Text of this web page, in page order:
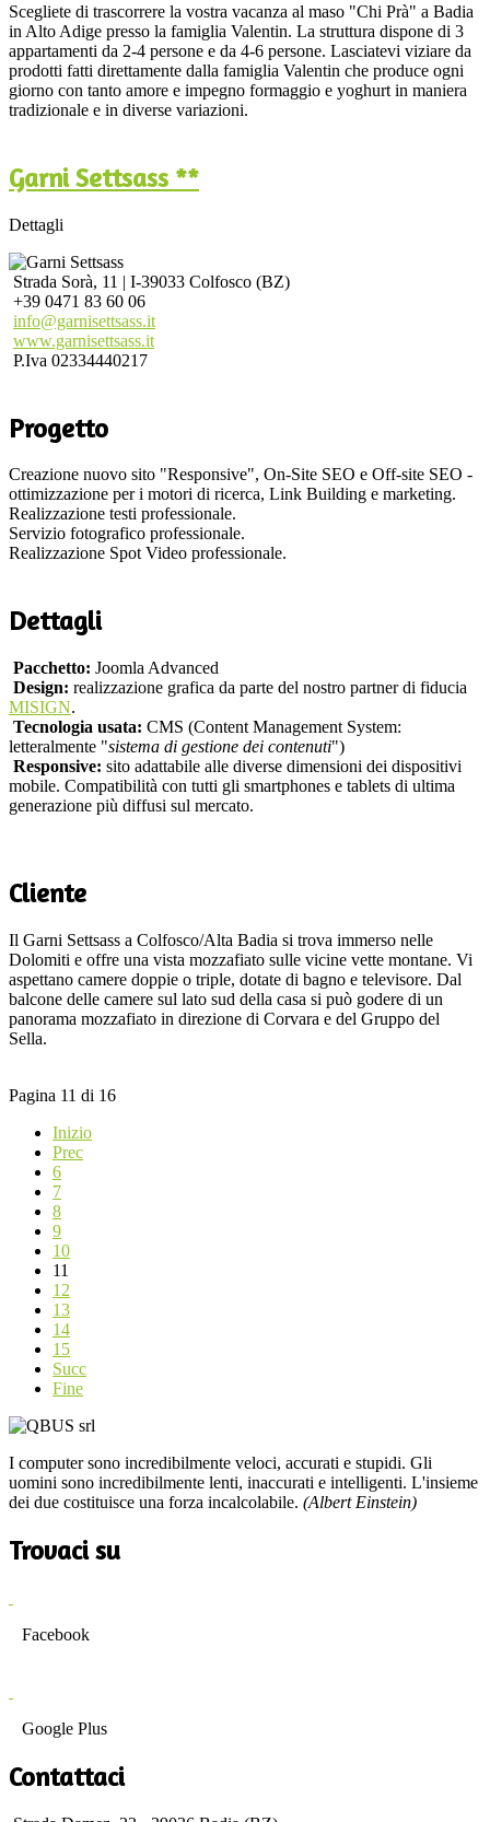
Scegliete di trascorrere la vostra vacanza al maso "Chi Prà" a Badia
in Alto Adige presso la famiglia Valentin. La struttura dispone di 3
appartamenti da 2-4 persone e da 4-6 persone. Lasciatevi viziare da
prodotti fatti direttamente dalla famiglia Valentin che produce ogni
giorno con tanto amore e impegno formaggio e yoghurt in maniera
tradizionale e in diverse variazioni.
Garni Settsass **
Dettagli
Strada Sorà, 11 | I-39033 Colfosco (BZ)
+39 0471 83 60 06
info@garnisettsass.it
www.garnisettsass.it
P.Iva 02334440217
Progetto
Creazione nuovo sito "Responsive", On-Site SEO e Off-site SEO -
ottimizzazione per i motori di ricerca, Link Building e marketing.
Realizzazione testi professionale.
Servizio fotografico professionale.
Realizzazione Spot Video professionale.
Dettagli
Pacchetto: Joomla Advanced
Design: realizzazione grafica da parte del nostro partner di fiducia
MISIGN.
Tecnologia usata: CMS (Content Management System:
letteralmente "sistema di gestione dei contenuti")
Responsive: sito adattabile alle diverse dimensioni dei dispositivi
mobile. Compatibilità con tutti gli smartphones e tablets di ultima
generazione più diffusi sul mercato.
Cliente
Il Garni Settsass a Colfosco/Alta Badia si trova immerso nelle
Dolomiti e offre una vista mozzafiato sulle vicine vette montane. Vi
aspettano camere doppie o triple, dotate di bagno e televisore. Dal
balcone delle camere sul lato sud della casa si può godere di un
panorama mozzafiato in direzione di Corvara e del Gruppo del
Sella.
Pagina 11 di 16
Inizio
Prec
6
7
8
9
10
11
12
13
14
15
Succ
Fine
I computer sono incredibilmente veloci, accurati e stupidi. Gli
uomini sono incredibilmente lenti, inaccurati e intelligenti. L'insieme
dei due costituisce una forza incalcolabile. (Albert Einstein)
Trovaci su
Facebook
Google Plus
Contattaci